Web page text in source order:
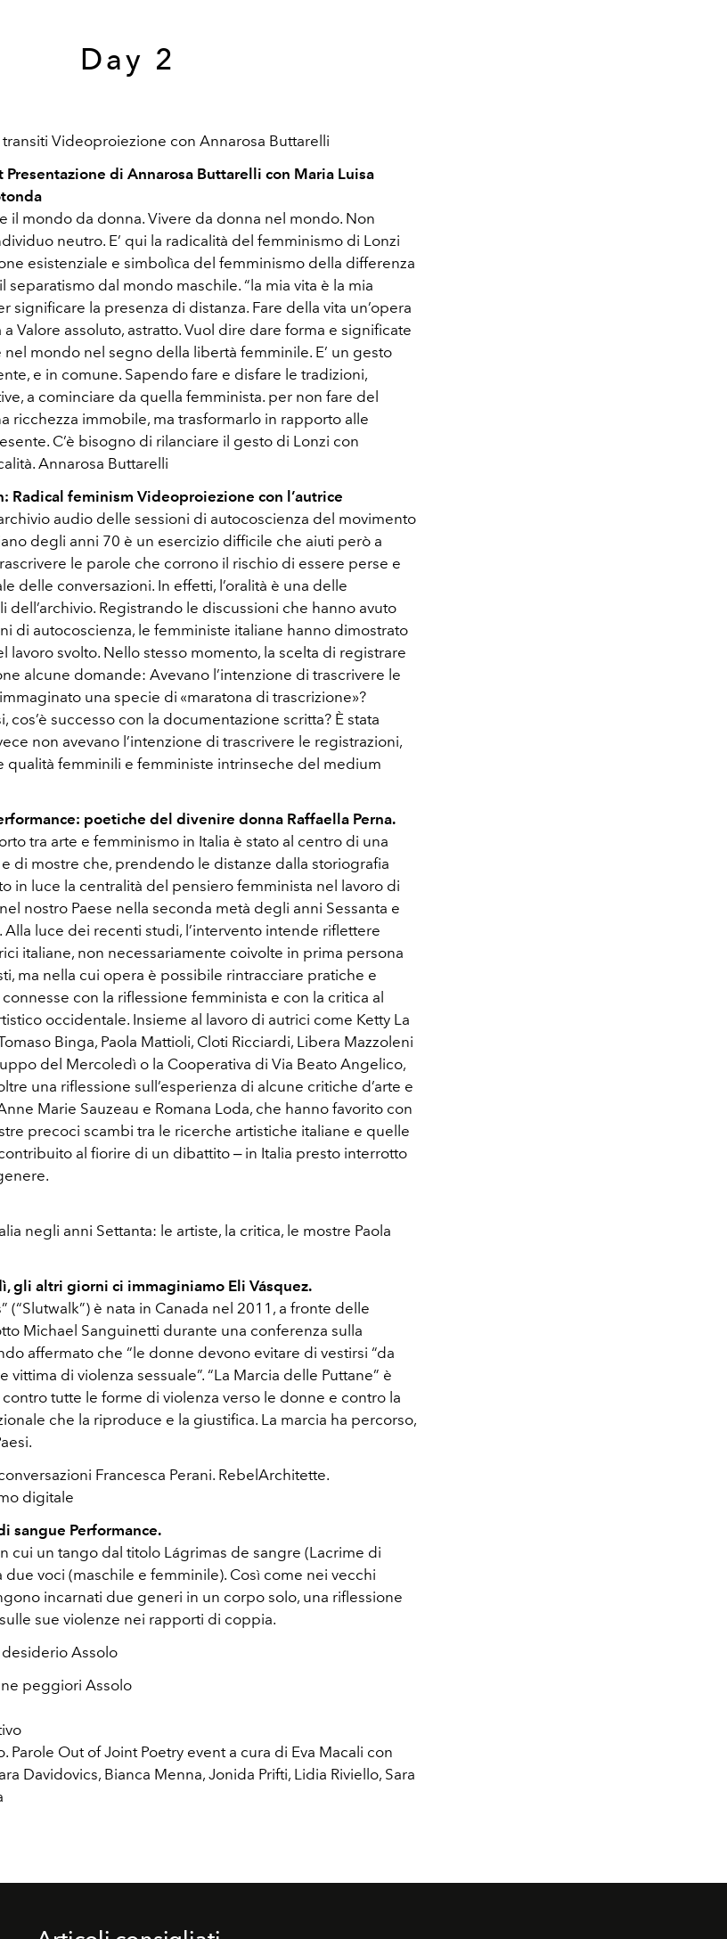
Day 2
Videoproiezione con Annarosa Buttarelli
Presentazione di Annarosa Buttarelli con Maria Luisa
il mondo da donna. Vivere da donna nel mondo. Non
neutro. E’ qui la radicalità del femminismo di Lonzi
esistenziale e simbolìca del femminismo della differenza
separatismo dal mondo maschile. “la mia vita è la mia
significare la presenza di distanza. Fare della vita un’opera
a Valore assoluto, astratto. Vuol dire dare forma e significate
nel mondo nel segno della libertà femminile. E’ un gesto
e in comune. Sapendo fare e disfare le tradizioni,
a cominciare da quella femminista. per non fare del
ricchezza immobile, ma trasformarlo in rapporto alle
C’è bisogno di rilanciare il gesto di Lonzi con
Annarosa Buttarelli
Radical feminism Videoproiezione con l’autrice
audio delle sessioni di autocoscienza del movimento
degli anni 70 è un esercizio difficile che aiuti però a
le parole che corrono il rischio di essere perse e
delle conversazioni. In effetti, l’oralità è una delle
dell’archivio. Registrando le discussioni che hanno avuto
di autocoscienza, le femministe italiane hanno dimostrato
lavoro svolto. Nello stesso momento, la scelta di registrare
alcune domande: Avevano l’intenzione di trascrivere le
una specie di «maratona di trascrizione»?
cos’è successo con la documentazione scritta? È stata
non avevano l’intenzione di trascrivere le registrazioni,
qualità femminili e femministe intrinseche del medium
poetiche del divenire donna Raffaella Perna.
tra arte e femminismo in Italia è stato al centro di una
di mostre che, prendendo le distanze dalla storiografia
in luce la centralità del pensiero femminista nel lavoro di
nostro Paese nella seconda metà degli anni Sessanta e
Alla luce dei recenti studi, l’intervento intende riflettere
italiane, non necessariamente coivolte in prima persona
ma nella cui opera è possibile rintracciare pratiche e
con la riflessione femminista e con la critica al
occidentale. Insieme al lavoro di autrici come Ketty La
Binga, Paola Mattioli, Cloti Ricciardi, Libera Mazzoleni
del Mercoledì o la Cooperativa di Via Beato Angelico,
una riflessione sull’esperienza di alcune critiche d’arte e
Marie Sauzeau e Romana Loda, che hanno favorito con
precoci scambi tra le ricerche artistiche italiane e quelle
al fiorire di un dibattito ‒ in Italia presto interrotto
negli anni Settanta: le artiste, la critica, le mostre Paola
gli altri giorni ci immaginiamo Eli Vásquez.
(“Slutwalk”) è nata in Canada nel 2011, a fronte delle
Michael Sanguinetti durante una conferenza sulla
affermato che “le donne devono evitare di vestirsi “da
vittima di violenza sessuale”. “La Marcia delle Puttane” è
tutte le forme di violenza verso le donne e contro la
che la riproduce e la giustifica. La marcia ha percorso,
Francesca Perani. RebelArchitette.
digitale
sangue Performance.
cui un tango dal titolo Lágrimas de sangre (Lacrime di
due voci (maschile e femminile). Così come nei vecchi
incarnati due generi in un corpo solo, una riflessione
sue violenze nei rapporti di coppia.
Assolo
peggiori Assolo
Parole Out of Joint Poetry event a cura di Eva Macali con
Davidovics, Bianca Menna, Jonida Prifti, Lidia Riviello, Sara